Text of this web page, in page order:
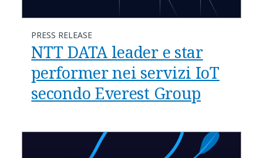
PRESS RELEASE
NTT DATA leader e star
performer nei servizi IoT
secondo Everest Group